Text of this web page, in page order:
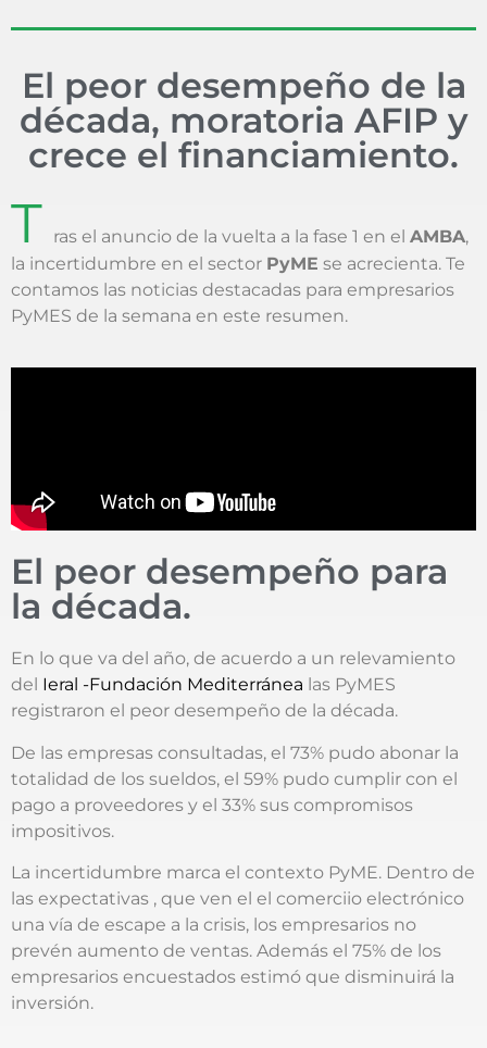
El peor desempeño de la
década, moratoria AFIP y
crece el financiamiento.
T ras el anuncio de la vuelta a la fase 1 en el AMBA,
la incertidumbre en el sector PyME se acrecienta. Te
contamos las noticias destacadas para empresarios
PyMES de la semana en este resumen.
El peor desempeño para
la década.
En lo que va del año, de acuerdo a un relevamiento
del Ieral -Fundación Mediterránea las PyMES
registraron el peor desempeño de la década.
De las empresas consultadas, el 73% pudo abonar la
totalidad de los sueldos, el 59% pudo cumplir con el
pago a proveedores y el 33% sus compromisos
impositivos.
La incertidumbre marca el contexto PyME. Dentro de
las expectativas , que ven el el comerciio electrónico
una vía de escape a la crisis, los empresarios no
prevén aumento de ventas. Además el 75% de los
empresarios encuestados estimó que disminuirá la
inversión.